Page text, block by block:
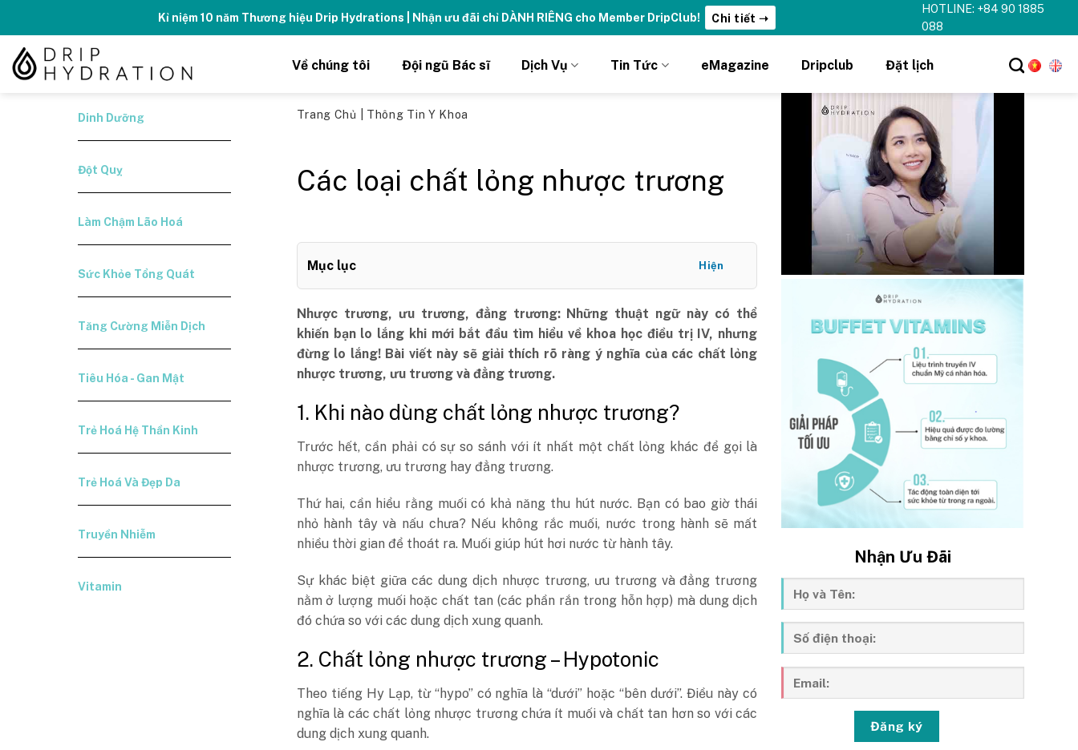
content
Kỉ niệm 10 năm Thương hiệu Drip Hydrations | Nhận ưu đãi chỉ DÀNH RIÊNG cho Member DripClub! Chi tiết ➝
HOTLINE: +84 90 1885
088
Về chúng tôi Đội ngũ Bác sĩ Dịch Vụ Tin Tức eMagazine Dripclub Đặt lịch
Dinh Dưỡng
Đột Quỵ
Làm Chậm Lão Hoá
Sức Khỏe Tổng Quát
Tăng Cường Miễn Dịch
Tiêu Hóa - Gan Mật
Trẻ Hoá Hệ Thần Kinh
Trẻ Hoá Và Đẹp Da
Truyền Nhiễm
Vitamin
Trang Chủ Thông Tin Y Khoa
Các loại chất lỏng nhược trương
Mục lục Hiện
Nhược trương, ưu trương, đẳng trương: Những thuật ngữ này có thể
khiến bạn lo lắng khi mới bắt đầu tìm hiểu về khoa học điều trị IV, nhưng
đừng lo lắng! Bài viết này sẽ giải thích rõ ràng ý nghĩa của các chất lỏng
nhược trương, ưu trương và đẳng trương.
1. Khi nào dùng chất lỏng nhược trương?
Trước hết, cần phải có sự so sánh với ít nhất một chất lỏng khác để gọi là
nhược trương, ưu trương hay đẳng trương.
Thứ hai, cần hiểu rằng muối có khả năng thu hút nước. Bạn có bao giờ thái
nhỏ hành tây và nấu chưa? Nếu không rắc muối, nước trong hành sẽ mất
nhiều thời gian để thoát ra. Muối giúp hút hơi nước từ hành tây.
Sự khác biệt giữa các dung dịch nhược trương, ưu trương và đẳng trương
nằm ở lượng muối hoặc chất tan (các phần rắn trong hỗn hợp) mà dung dịch
đó chứa so với các dung dịch xung quanh.
2. Chất lỏng nhược trương – Hypotonic
Theo tiếng Hy Lạp, từ “hypo” có nghĩa là “dưới” hoặc “bên dưới”. Điều này có
nghĩa là các chất lỏng nhược trương chứa ít muối và chất tan hơn so với các
dung dịch xung quanh.
Nhận Ưu Đãi
Đăng ký